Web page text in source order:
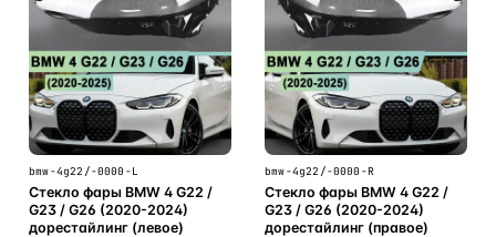
bmw-4g22/-0000-L
Стекло фары BMW 4 G22 /
G23 / G26 (2020-2024)
дорестайлинг (левое)
bmw-4g22/-0000-R
Стекло фары BMW 4 G22 /
G23 / G26 (2020-2024)
дорестайлинг (правое)